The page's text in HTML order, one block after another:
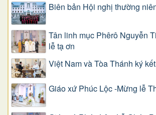
Biên bản Hội nghị thường
Tân linh mục Phêrô Nguyễn
lễ tạ ơn
Việt Nam và Tòa Thánh ký
Giáo xứ Phúc Lộc -Mừng lễ